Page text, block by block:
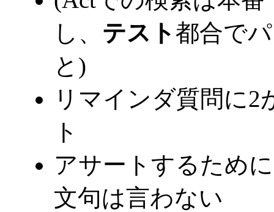
し、 テスト都合で
と)
リマインダ質問に
ト
アサートするため
文句は言わない